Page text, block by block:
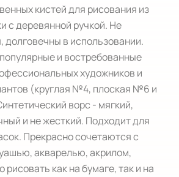
кистей для рисования из
с деревянной ручкой. Не
в использовании.
и востребованные
художников и
(круглая №4, плоская №6 и
ворс - мягкий,
и не жесткий. Подходит для
Прекрасно сочетаются с
акварелью, акрилом,
как на бумаге, так и на